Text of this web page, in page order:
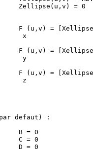
Zellipse(u,v)
=
x
=
y
=
z
par defaut)
B = 0
C = 0
D = 0